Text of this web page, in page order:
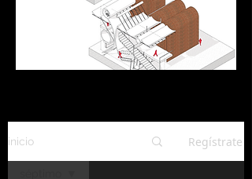
inicio Regístrate